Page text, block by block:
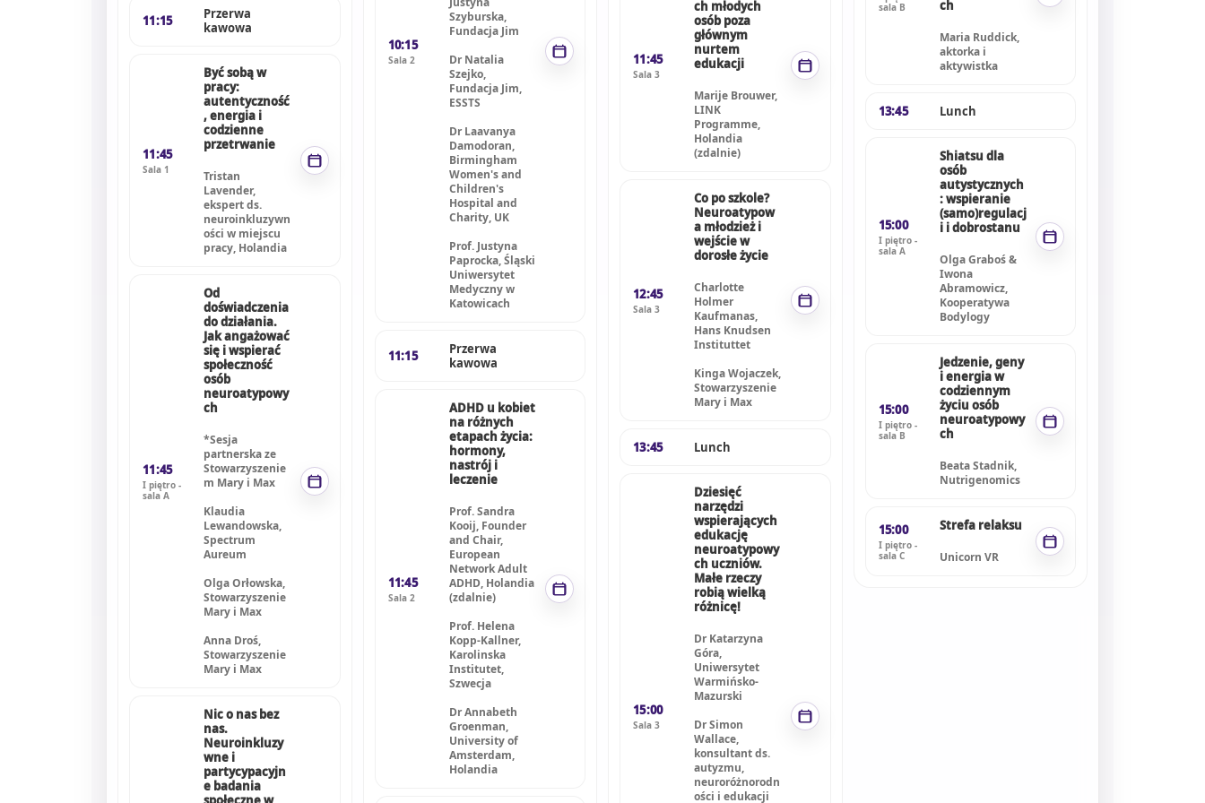
11:15
Przerwa
kawowa
11:45
Sala 1
Być sobą w
pracy:
autentyczność
, energia i
codzienne
przetrwanie
Tristan
Lavender,
ekspert ds.
neuroinkluzywn
ości w miejscu
pracy, Holandia
11:45
I piętro -
sala A
Od
doświadczenia
do działania.
Jak angażować
się i wspierać
społeczność
osób
neuroatypowy
ch
*Sesja
partnerska ze
Stowarzyszenie
m Mary i Max
Klaudia
Lewandowska,
Spectrum
Aureum
Olga Orłowska,
Stowarzyszenie
Mary i Max
Anna Droś,
Stowarzyszenie
Mary i Max
Nic o nas bez
nas.
Neuroinkluzy
wne i
partycypacyjn
e badania
10:15
Sala 2
Szyburska,
Fundacja Jim
Dr Natalia
Szejko,
Fundacja Jim,
ESSTS
Dr Laavanya
Damodoran,
Birmingham
Women's and
Children's
Hospital and
Charity, UK
Prof. Justyna
Paprocka, Śląski
Uniwersytet
Medyczny w
Katowicach
11:15
Przerwa
kawowa
11:45
Sala 2
ADHD u kobiet
na różnych
etapach życia:
hormony,
nastrój i
leczenie
Prof. Sandra
Kooij, Founder
and Chair,
European
Network Adult
ADHD, Holandia
(zdalnie)
Prof. Helena
Kopp-Kallner,
Karolinska
Institutet,
Szwecja
Dr Annabeth
Groenman,
University of
Amsterdam,
Holandia
11:45
Sala 3
ch młodych
osób poza
głównym
nurtem
edukacji
Marije Brouwer,
LINK
Programme,
Holandia
(zdalnie)
12:45
Sala 3
Co po szkole?
Neuroatypow
a młodzież i
wejście w
dorosłe życie
Charlotte
Holmer
Kaufmanas,
Hans Knudsen
Instituttet
Kinga Wojaczek,
Stowarzyszenie
Mary i Max
13:45 Lunch
15:00
Sala 3
Dziesięć
narzędzi
wspierających
edukację
neuroatypowy
ch uczniów.
Małe rzeczy
robią wielką
różnicę!
Dr Katarzyna
Góra,
Uniwersytet
Warmińsko-
Mazurski
Dr Simon
Wallace,
konsultant ds.
autyzmu,
neuroróżnorodn
ości i edukacji
sala B
ch
Maria Ruddick,
aktorka i
aktywistka
13:45 Lunch
15:00
I piętro -
sala A
Shiatsu dla
osób
autystycznych
: wspieranie
(samo)regulacj
i i dobrostanu
Olga Graboś &
Iwona
Abramowicz,
Kooperatywa
Bodylogy
15:00
I piętro -
sala B
Jedzenie, geny
i energia w
codziennym
życiu osób
neuroatypowy
ch
Beata Stadnik,
Nutrigenomics
15:00
I piętro -
sala C
Strefa relaksu
Unicorn VR